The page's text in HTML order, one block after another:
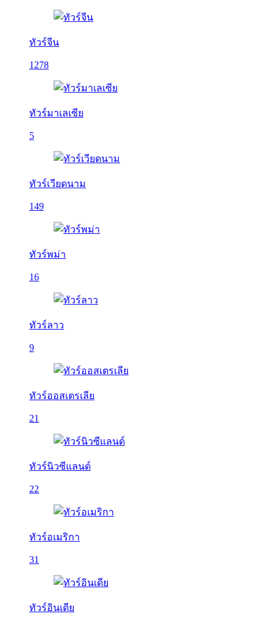
ทัวร์จีน
1278
ทัวร์มาเลเซีย
5
ทัวร์เวียดนาม
149
ทัวร์พม่า
16
ทัวร์ลาว
9
ทัวร์ออสเตรเลีย
21
ทัวร์นิวซีแลนด์
22
ทัวร์อเมริกา
31
ทัวร์อินเดีย